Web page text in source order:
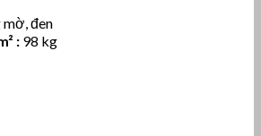
mờ, đen
: 98 kg